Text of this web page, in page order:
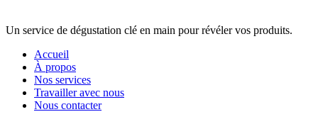
Un service de dégustation clé en main pour révéler vos produits.
Accueil
À propos
Nos services
Travailler avec nous
Nous contacter